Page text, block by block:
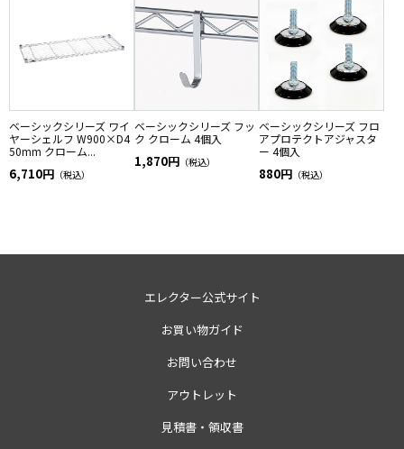
ベーシックシリーズ ワイ
ヤーシェルフ W900×D4
50mm クローム...
6,710円 （税込）
ベーシックシリーズ フッ
ク クローム 4個入
1,870円 （税込）
ベーシックシリーズ フロ
アプロテクトアジャスタ
ー 4個入
880円 （税込）
エレクター公式サイト
お買い物ガイド
お問い合わせ
アウトレット
見積書・領収書